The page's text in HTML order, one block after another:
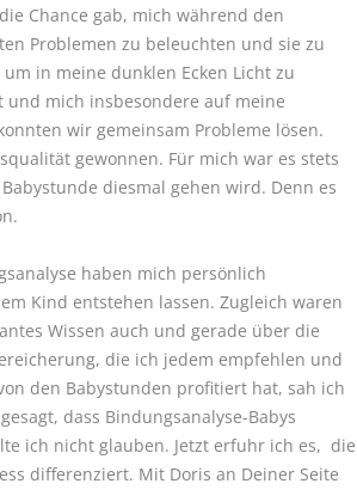
Chance gab, mich während den
Problemen zu beleuchten und sie zu
in meine dunklen Ecken Licht zu
mich insbesondere auf meine
wir gemeinsam Probleme lösen.
gewonnen. Für mich war es stets
diesmal gehen wird. Denn es
haben mich persönlich
Kind entstehen lassen. Zugleich waren
Wissen auch und gerade über die
die ich jedem empfehlen und
den Babystunden profitiert hat, sah ich
dass Bindungsanalyse-Babys
ich nicht glauben. Jetzt erfuhr ich es, die
differenziert. Mit Doris an Deiner Seite